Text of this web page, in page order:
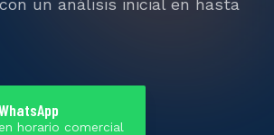
horario comercial